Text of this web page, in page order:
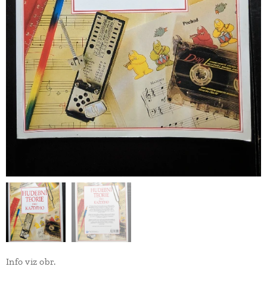
Info viz obr.